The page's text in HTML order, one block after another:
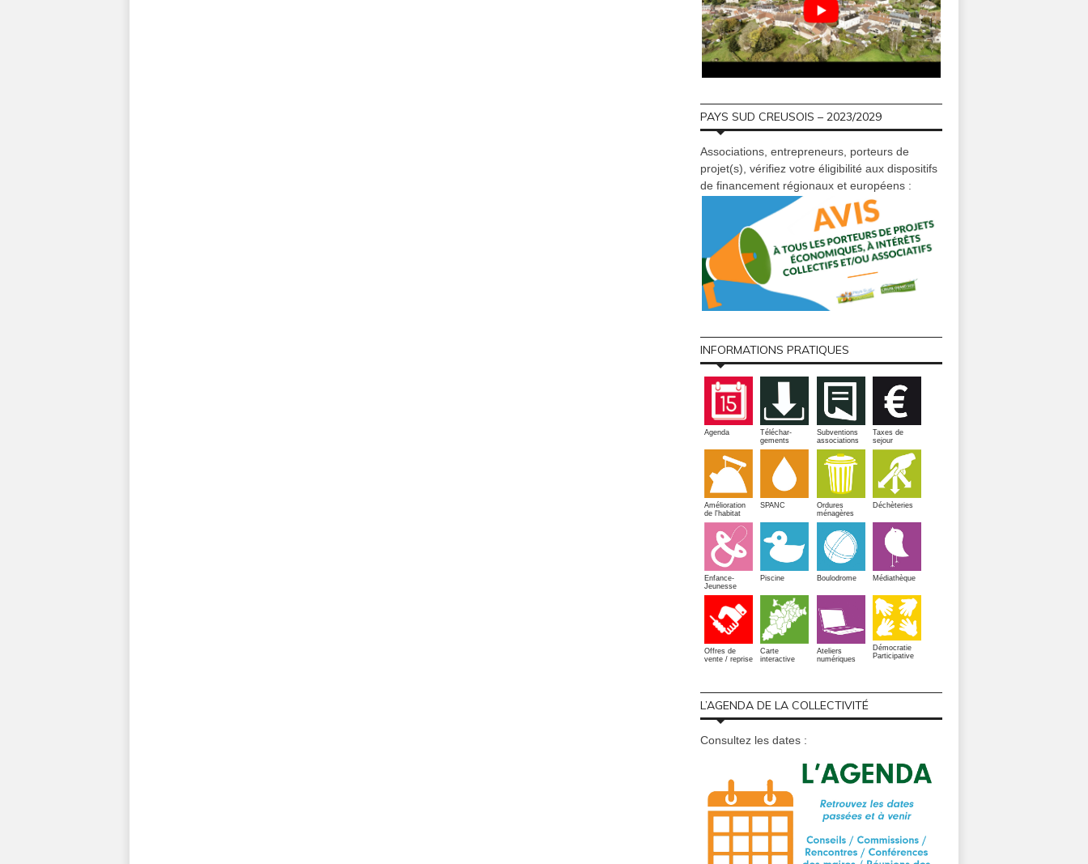
PAYS SUD CREUSOIS – 2023/2029
Associations, entrepreneurs, porteurs de
projet(s), vérifiez votre éligibilité aux dispositifs
de financement régionaux et européens :
INFORMATIONS PRATIQUES
Agenda
Téléchar-
gements
Subventions
associations
Taxes de
sejour
Amélioration
de l'habitat
SPANC
Ordures
ménagères
Déchèteries
Enfance-
Jeunesse
Piscine Boulodrome Médiathèque
Offres de
vente / reprise
Carte
interactive
Ateliers
numériques
Démocratie
Participative
L’AGENDA DE LA COLLECTIVITÉ
Consultez les dates :